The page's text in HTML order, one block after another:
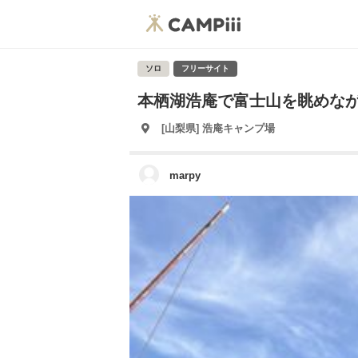
ソロ フリーサイト
本栖湖浩庵で富士山を眺めな
[山梨県] 浩庵キャンプ場
marpy